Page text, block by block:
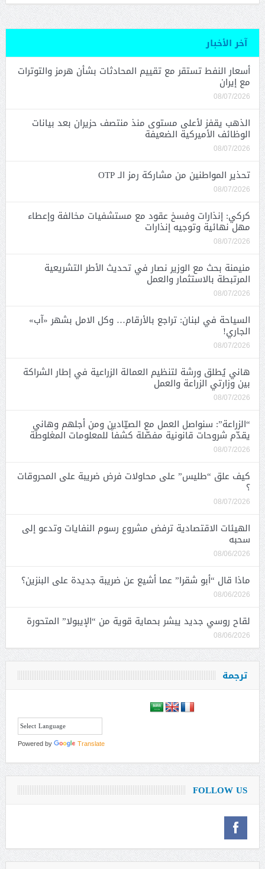
آخر الأخبار
أسعار النفط تستقر مع تقييم المحادثات بشأن هرمز والتوترات
مع إيران
08/07/2026
الذهب يقفز لأعلى مستوى منذ منتصف حزيران بعد بيانات
الوظائف الأميركية الضعيفة
08/07/2026
تحذير المواطنين من مشاركة رمز الـ OTP
08/07/2026
كركي: إنذارات وفسخ عقود مع مستشفيات مخالفة وإعطاء
مهل نهائية وتوجيه إنذارات
08/07/2026
منيمنة بحث مع الوزير نصار في تحديث الأطر التشريعية
المرتبطة بالاستثمار والعمل
08/07/2026
السياحة في لبنان: تراجع بالأرقام… وكل الامل بشهر «آب»
الجاري!
08/07/2026
هاني يُطلق ورشة لتنظيم العمالة الزراعية في إطار الشراكة
بين وزارتي الزراعة والعمل
08/07/2026
“الزراعة”: سنواصل العمل مع الصيّادين ومن أجلهم وهاني
يقدّم شروحات قانونية مفصّلة كشفاً للمعلومات المغلوطة
08/07/2026
كيف علق “طليس” على محاولات فرض ضريبة على المحروقات
؟
08/07/2026
الهيئات الاقتصادية ترفض مشروع رسوم النفايات وتدعو إلى
سحبه
08/06/2026
ماذا قال “أبو شقرا” عما أشيع عن ضريبة جديدة على البنزين؟
08/06/2026
لقاح روسي جديد يبشر بحماية قوية من “الإيبولا” المتحورة
08/06/2026
ترجمة
Powered by Translate
FOLLOW US